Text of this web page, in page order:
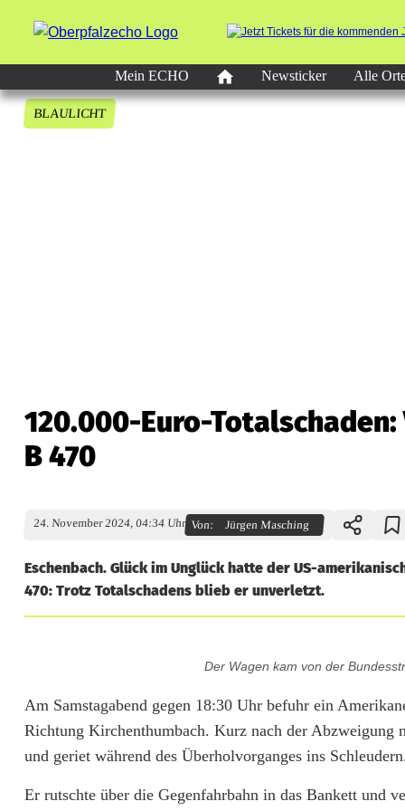
Mein ECHO
Newsticker Alle
BLAULICHT
120.000-Euro-
B 470
24. November 2024, 04:34 Uhr Von: Jürgen Masching
Eschenbach. Glück im Unglück hatte der US-
470: Trotz Totalschadens blieb er unverletzt.
0
.
0
Der Wagen kam von der
Am Samstagabend gegen 18:30 Uhr befuhr ein
Richtung Kirchenthumbach. Kurz nach der
und geriet während des Überholvorganges ins
Er rutschte über die Gegenfahrbahn in das Bankett und